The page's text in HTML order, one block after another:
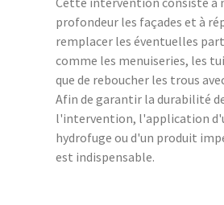
profondeur les façades et à
remplacer les éventuelles
comme les menuiseries, les
que de reboucher les trous
Afin de garantir la durabilité
l'intervention, l'application
hydrofuge ou d'un produit
est indispensable.